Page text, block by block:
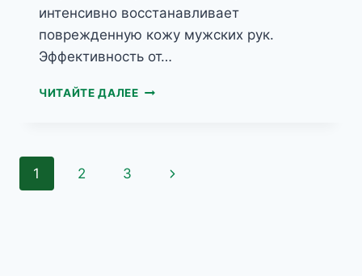
интенсивно восстанавливает
поврежденную кожу мужских рук.
Эффективность от…
ЧИТАЙТЕ ДАЛЕЕNIVELAZIONE
Навигация
1 2 3
Следующая